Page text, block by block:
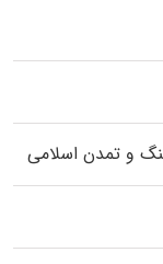
و تمدن اسلامی